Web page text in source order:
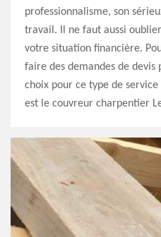
professionnalisme, son
travail. Il ne faut aussi
votre situation financière.
faire des demandes de devis
choix pour ce type de
est le couvreur charpentier